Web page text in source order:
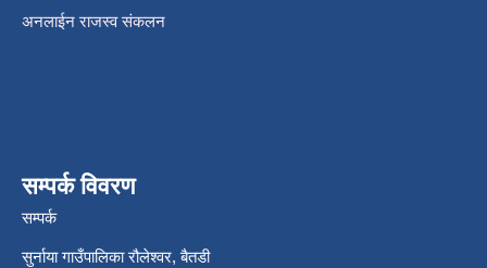
अनलाईन राजस्व संकलन
सम्पर्क विवरण
सम्पर्क
सुर्नाया गाउँपालिका रौलेश्वर, बैतडी